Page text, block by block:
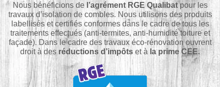
Nous bénéficions de l’agrément RGE Qualibatpour les
travaux d’isolation de combles. Nous utilisons des produits
labellisés et certifiés conformes dans le cadre de tous les
traitements effectués (anti-termites, anti-humidité toiture et
façade). Dans le cadre des travaux éco-rénovation ouvrent
droit à des réductions d’impôts et à la prime CEE.